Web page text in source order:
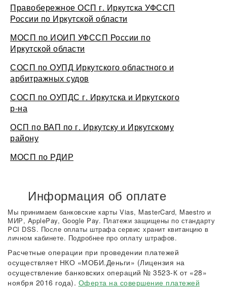
Правобережное ОСП г. Иркутска УФССП
России по Иркутской области
МОСП по ИОИП УФССП России по
Иркутской области
СОСП по ОУПД Иркутского областного и
арбитражных судов
СОСП по ОУПДС г. Иркутска и Иркутского
р-на
ОСП по ВАП по г. Иркутску и Иркутскому
району
МОСП по РДИР
Информация об оплате
Мы принимаем банковские карты Vias, MasterCard, Maestro и
МИР, ApplePay, Google Pay. Платежи защищены по стандарту
PCI DSS. После оплаты штрафа сервис хранит квитанцию в
личном кабинете. Подробнее про оплату штрафов.
Расчетные операции при проведении платежей
осуществляет НКО «МОБИ.Деньги» (Лицензия на
осуществление банковских операций № 3523-К от «28»
ноября 2016 года). Оферта на совершение платежей